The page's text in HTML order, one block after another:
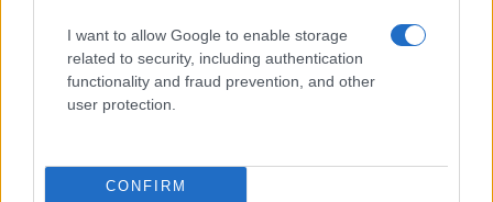
I want to allow Google to enable storage
related to security, including authentication
functionality and fraud prevention, and other
user protection.
CONFIRM
Come scegliere le scarpe da running donna: comfort
e performance
Marco Tessari · 8 Ago 2026